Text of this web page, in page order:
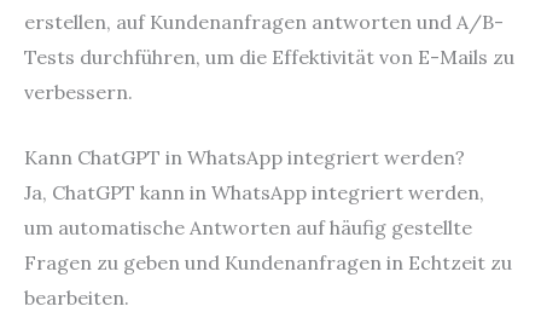
erstellen, auf Kundenanfragen antworten und A/B-
Tests durchführen, um die Effektivität von E-Mails zu
verbessern.
Kann ChatGPT in WhatsApp integriert werden?
Ja, ChatGPT kann in WhatsApp integriert werden,
um automatische Antworten auf häufig gestellte
Fragen zu geben und Kundenanfragen in Echtzeit zu
bearbeiten.